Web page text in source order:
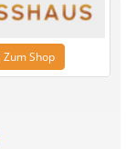
Zum Shop